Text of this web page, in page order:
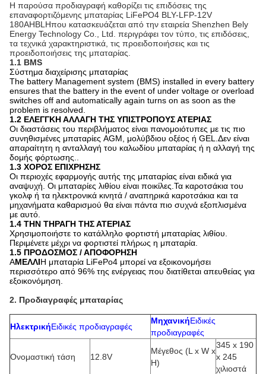
Η παρούσα προδιαγραφή καθορίζει τις επιδόσεις της
επαναφορτιζόμενης μπαταρίας LiFePO4 BLY-LFP-12V
180AHBLHπου κατασκευάζεται από την εταιρεία Shenzhen Bely
Energy Technology Co., Ltd. περιγράφει τον τύπο, τις επιδόσεις,
τα τεχνικά χαρακτηριστικά, τις προειδοποιήσεις και τις
προειδοποιήσεις της μπαταρίας.
1.1 BMS
Σύστημα διαχείρισης μπαταρίας
The battery Management system (BMS) installed in every battery
ensures that the battery in the event of under voltage or overload
switches off and automatically again turns on as soon as the
problem is resolved.
1.2 ΕΛΕΓΓΚΗ ΑΛΛΑΓΗ ΤΗΣ ΥΠΙΣΤΡΟΠΟΥΣ ΑΤΕΡΙΑΣ
Οι διαστάσεις του περιβλήματος είναι πανομοιότυπες με τις πιο
συνηθισμένες μπαταρίες AGM, μολύβδιου οξέος ή GEL.Δεν είναι
απαραίτητη η ανταλλαγή του καλωδίου μπαταρίας ή η αλλαγή της
δομής φόρτωσης..
1.3 ΧΟΡΟΣ ΕΠΙΧΡΗΣΗΣ
Οι περιοχές εφαρμογής αυτής της μπαταρίας είναι ειδικά για
αναψυχή. Οι μπαταρίες λιθίου είναι ποικίλες.Τα καροτσάκια του
γκολφ ή τα ηλεκτρονικά κινητά / αναπηρικά καροτσάκια και τα
μηχανήματα καθαρισμού θα είναι πάντα πιο συχνά εξοπλισμένα
με αυτό.
1.4 ΤΗΝ ΤΗΡΑΓΗ ΤΗΣ ΑΤΕΡΙΑΣ
Χρησιμοποιήστε το κατάλληλο φορτιστή μπαταρίας λιθίου.
Περιμένετε μέχρι να φορτιστεί πλήρως η μπαταρία.
1.5 ΠΡΟΔΟΣΜΟΣ / ΑΠΟΦΟΡΗΣΗ
ΑΜΕΛΛΙΗ μπαταρία LiFePo4 μπορεί να εξοικονομήσει
περισσότερο από 96% της ενέργειας που διατίθεται απευθείας για
εξοικονόμηση.
2. Προδιαγραφές μπαταρίας
ΗλεκτρικήΕιδικές προδιαγραφές
ΜηχανικήΕιδικές
προδιαγραφές
Ονομαστική τάση 12.8V
Μέγεθος (L x W x
H)
345 x 190
x 245
χιλιοστά